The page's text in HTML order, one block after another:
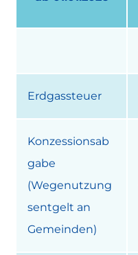
Erdgassteuer
Konzessionsab
gabe
(Wegenutzung
sentgelt an
Gemeinden)